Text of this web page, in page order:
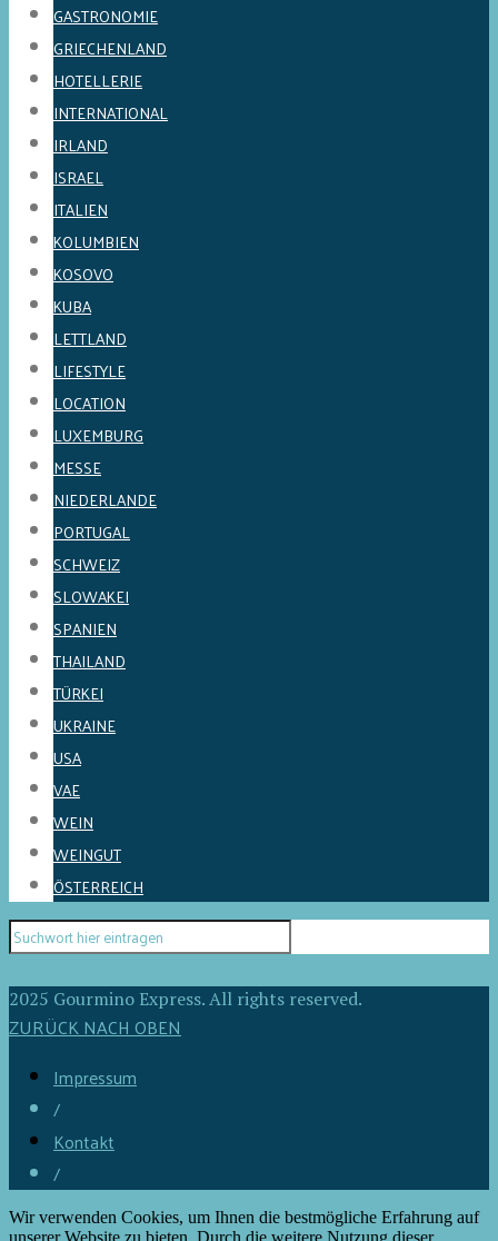
GASTRONOMIE
GRIECHENLAND
HOTELLERIE
INTERNATIONAL
IRLAND
ISRAEL
ITALIEN
KOLUMBIEN
KOSOVO
KUBA
LETTLAND
LIFESTYLE
LOCATION
LUXEMBURG
MESSE
NIEDERLANDE
PORTUGAL
SCHWEIZ
SLOWAKEI
SPANIEN
THAILAND
TÜRKEI
UKRAINE
USA
VAE
WEIN
WEINGUT
ÖSTERREICH
2025 Gourmino Express. All rights reserved.
ZURÜCK NACH OBEN
Impressum
/
Kontakt
/
Wir verwenden Cookies, um Ihnen die bestmögliche Erfahrung auf